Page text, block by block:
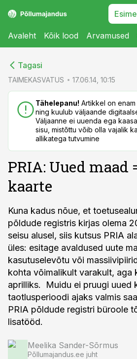
Avaleht Kõik lood Arvamused
Tagasi
TAIMEKASVATUS 17.06.14, 10:15
Tähelepanu! Artikkel on
ning kuulub väljaande
Väljaanne ei uuenda ega
sisu, mistõttu võib olla vajalik
allikatega tutvumine
PRIA: Uued maad
kaarte
Kuna kadus nõue, et
põldude registris kirjas olema
seisu alusel, siis kutsus PRIA
üles: esitage avaldused uute
kasutuselevõtu või
kohta võimalikult varakult, aga
aprilliks. Muidu ei pruugi uued
taotlusperioodi ajaks valmis
PRIA põldude registri büroole
lisatööd.
Meelika Sander-Sõrmus
Põllumajandus.ee juht